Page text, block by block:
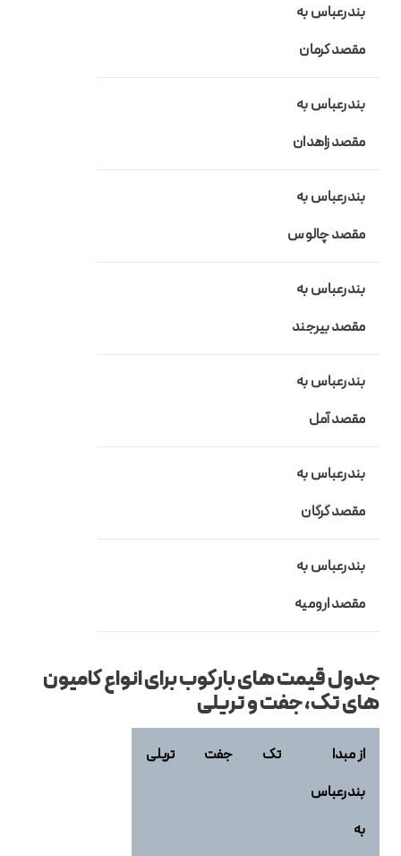
بندرعباس به
مقصد کرمان
بندرعباس به
مقصد زاهدان
بندرعباس به
مقصد چالوس
بندرعباس به
مقصد بیرجند
بندرعباس به
مقصد آمل
بندرعباس به
مقصد گرگان
بندرعباس به
مقصد ارومیه
جدول قیمت های بارکوب برای انواع کامیون
های تک، جفت و تریلی
از مبدا
بندرعباس
به
تک جفت تریلی